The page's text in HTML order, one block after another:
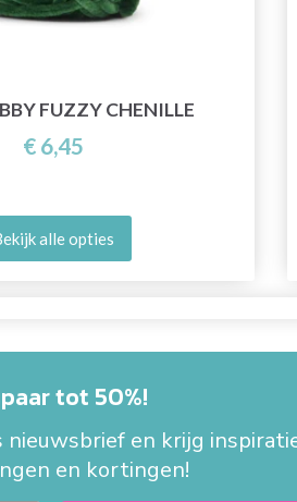
FUZZY CHENILLE
€ 6,45
alle opties
tot 50%!
en krijg
en kortingen!